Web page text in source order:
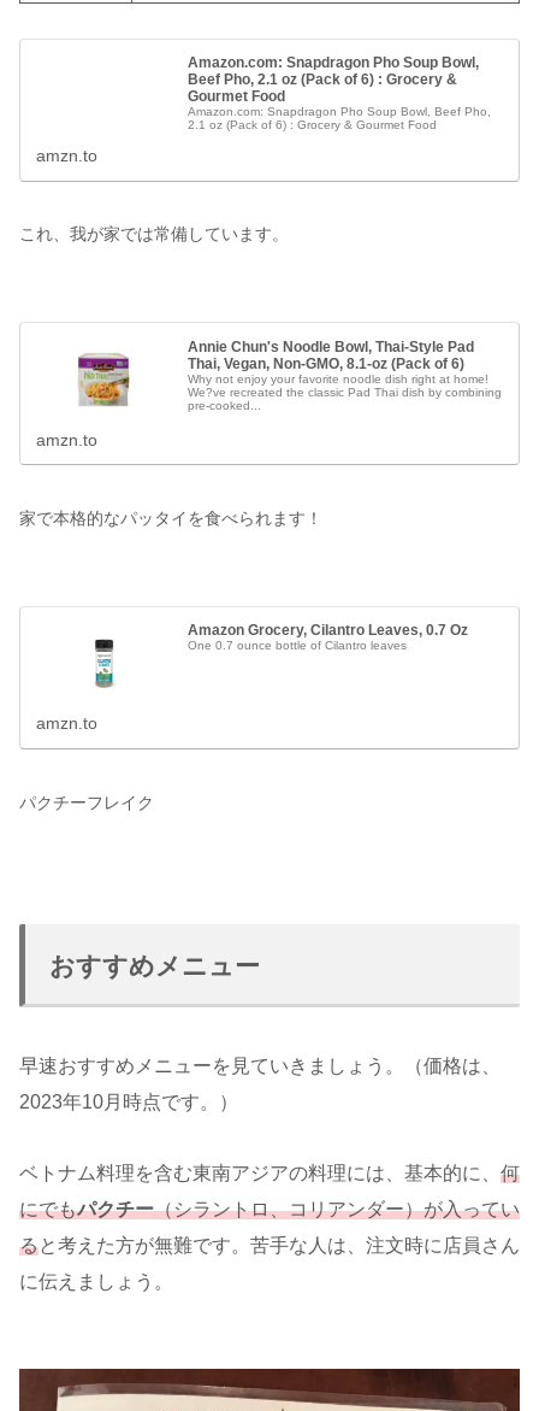
Amazon.com: Snapdragon Pho Soup Bowl,
Beef Pho, 2.1 oz (Pack of 6) : Grocery &
Gourmet Food
Amazon.com: Snapdragon Pho Soup Bowl, Beef Pho,
2.1 oz (Pack of 6) : Grocery & Gourmet Food
amzn.to
これ、我が家では常備しています。
Annie Chun's Noodle Bowl, Thai-Style Pad
Thai, Vegan, Non-GMO, 8.1-oz (Pack of 6)
Why not enjoy your favorite noodle dish right at home!
We?ve recreated the classic Pad Thai dish by combining
pre-cooked...
amzn.to
家で本格的なパッタイを食べられます！
Amazon Grocery, Cilantro Leaves, 0.7 Oz
One 0.7 ounce bottle of Cilantro leaves
amzn.to
パクチーフレイク
おすすめメニュー
早速おすすめメニューを見ていきましょう。（価格は、
2023年10月時点です。）
ベトナム料理を含む東南アジアの料理には、基本的に、 何
にでもパクチー（シラントロ、コリアンダー）が入ってい
ると考えた方が無難です。苦手な人は、注文時に店員さん
に伝えましょう。